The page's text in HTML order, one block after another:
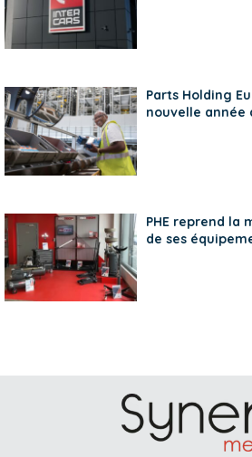
Parts Holding
nouvelle année
PHE reprend la
de ses